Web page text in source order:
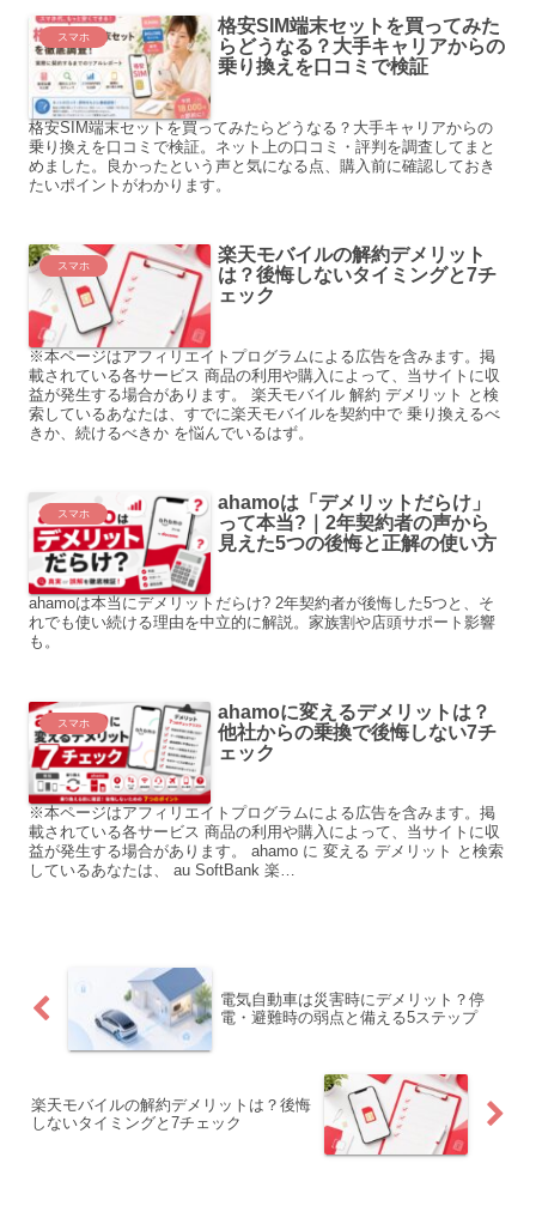
スマホ
格安SIM端末セットを買ってみた
らどうなる？大手キャリアからの
乗り換えを口コミで検証
格安SIM端末セットを買ってみたらどうなる？大手キャリアからの
乗り換えを口コミで検証。ネット上の口コミ・評判を調査してまと
めました。良かったという声と気になる点、購入前に確認しておき
たいポイントがわかります。
スマホ
楽天モバイルの解約デメリット
は？後悔しないタイミングと7チ
ェック
※本ページはアフィリエイトプログラムによる広告を含みます。掲
載されている各サービス 商品の利用や購入によって、当サイトに収
益が発生する場合があります。 楽天モバイル 解約 デメリット と検
索しているあなたは、すでに楽天モバイルを契約中で 乗り換えるべ
きか、続けるべきか を悩んでいるはず。
スマホ
ahamoは「デメリットだらけ」
って本当?｜2年契約者の声から
見えた5つの後悔と正解の使い方
ahamoは本当にデメリットだらけ? 2年契約者が後悔した5つと、そ
れでも使い続ける理由を中立的に解説。家族割や店頭サポート影響
も。
スマホ
ahamoに変えるデメリットは？
他社からの乗換で後悔しない7チ
ェック
※本ページはアフィリエイトプログラムによる広告を含みます。掲
載されている各サービス 商品の利用や購入によって、当サイトに収
益が発生する場合があります。 ahamo に 変える デメリット と検索
しているあなたは、 au SoftBank 楽…
電気自動車は災害時にデメリット？停
電・避難時の弱点と備える5ステップ
楽天モバイルの解約デメリットは？後悔
しないタイミングと7チェック